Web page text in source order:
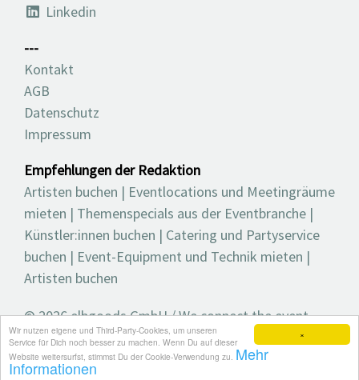
×
Wir nutzen eigene und Third-Party-Cookies, um unseren
Service für Dich noch besser zu machen. Wenn Du auf dieser
Website weitersurfst, stimmst Du der Cookie-Verwendung zu. Mehr
Informationen
Linkedin
---
Kontakt
AGB
Datenschutz
Impressum
Empfehlungen der Redaktion
Artisten buchen | Eventlocations und Meetingräume
mieten | Themenspecials aus der Eventbranche |
Künstler:innen buchen | Catering und Partyservice
buchen | Event-Equipment und Technik mieten |
Artisten buchen
© 2026 elbgoods GmbH / We connect the event
industry / Medienvielfalt für die Eventplanung /
Eventbranchenbuch, Blog, Magazin und mehr